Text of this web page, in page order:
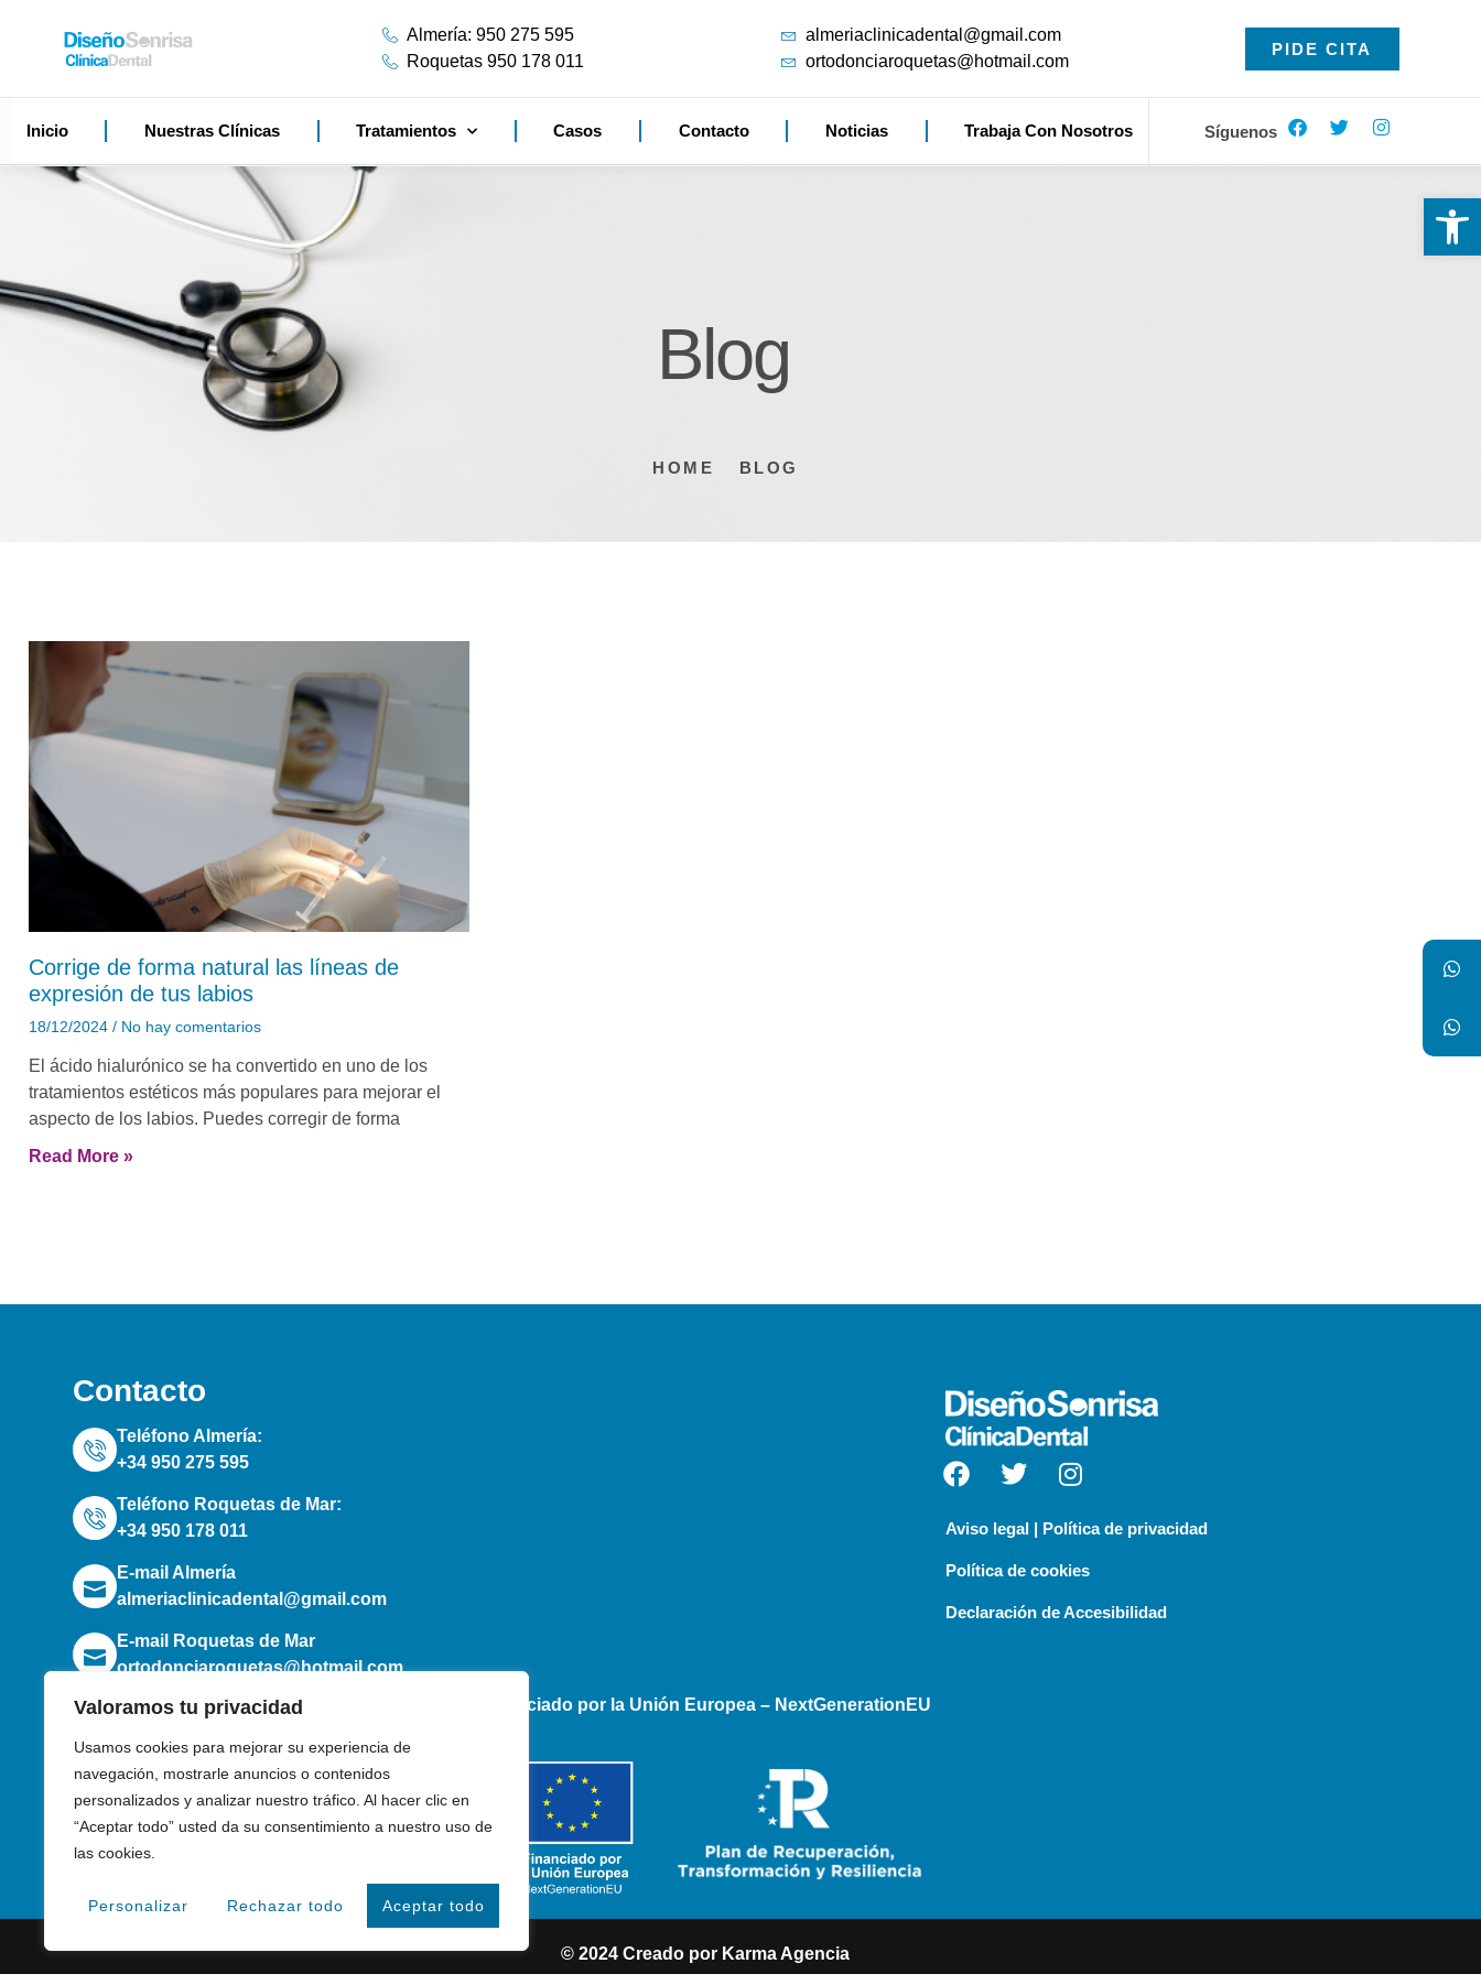
Valoramos tu privacidad
Usamos cookies para mejorar su experiencia de
navegación, mostrarle anuncios o contenidos
personalizados y analizar nuestro tráfico. Al hacer clic en
“Aceptar todo” usted da su consentimiento a nuestro uso de
las cookies.
Personalizar Rechazar todo Aceptar todo
Almería: 950 275 595
Roquetas 950 178 011
almeriaclinicadental@gmail.com
ortodonciaroquetas@hotmail.com
PIDE CITA
Inicio Nuestras Clínicas Tratamientos Casos Contacto Noticias Trabaja Con Nosotros Síguenos
Blog
HOME BLOG
Corrige de forma natural las líneas de
expresión de tus labios
18/12/2024 No hay comentarios
El ácido hialurónico se ha convertido en uno de los
tratamientos estéticos más populares para mejorar el
aspecto de los labios. Puedes corregir de forma
Read More »
Contacto
Teléfono Almería:
+34 950 275 595
Teléfono Roquetas de Mar:
+34 950 178 011
E-mail Almería
almeriaclinicadental@gmail.com
E-mail Roquetas de Mar
ortodonciaroquetas@hotmail.com
Aviso legal | Política de privacidad
Política de cookies
Declaración de Accesibilidad
Financiado por la Unión Europea – NextGenerationEU
© 2024 Creado por Karma Agencia